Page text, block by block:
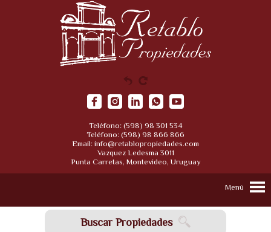
Teléfono: (598) 98 301 534
Teléfono: (598) 98 866 866
Email: info@retablopropiedades.com
Vazquez Ledesma 3011
Punta Carretas, Montevideo, Uruguay
Menú
Buscar Propiedades